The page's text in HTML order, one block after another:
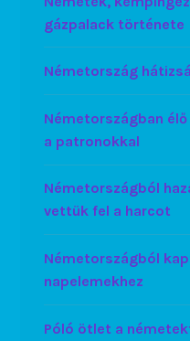
gázpalack története
Németország
Németországban
a patronokkal
Németországból
vettük fel a harcot
Németországból
napelemekhez
Póló ötlet a